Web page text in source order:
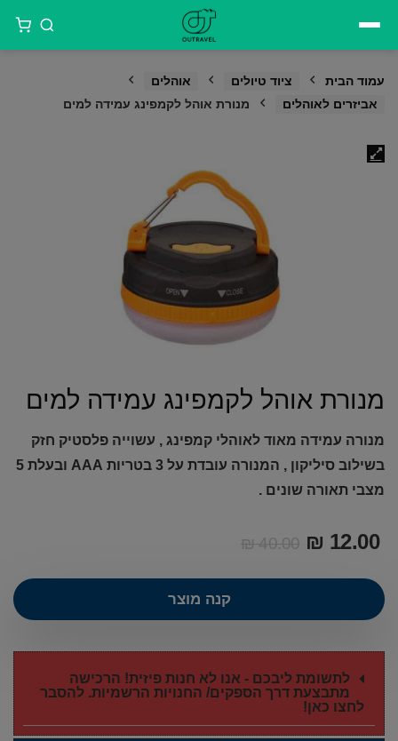
עמוד הבית ציוד טיולים
אוהלים
אביזרים לאוהלים
מנורת אוהל לקמפינג עמידה למים
מנורת אוהל לקמפינג עמידה למים
מנורה עמידה מאוד לאוהלי קמפינג , עשוייה פלסטיק חזק
בשילוב סיליקון , המנורה עובדת על 3 בטריות AAA ובעלת 5
מצבי תאורה שונים .
₪40.00 ₪ 12.00
קנה מוצר
לתשומת ליבכם - אנו לא חנות פיזית! הרכישה
מתבצעת דרך הספקים/ החנויות הרשמיות. להסבר
לחצו כאן!